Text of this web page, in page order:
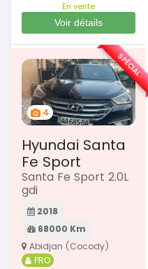
En vente
Voir détails
4
Hyundai Santa
Fe Sport
Santa Fe Sport 2.0L
gdi
2018
68000 Km
Abidjan (Cocody)
PRO
SPÉCIAL